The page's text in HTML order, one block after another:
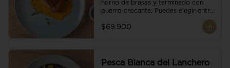
horno de brasas y terminado con
puerro crocante. Puedes elegir entre
$69.900
Pesca Blanca del Lanchero